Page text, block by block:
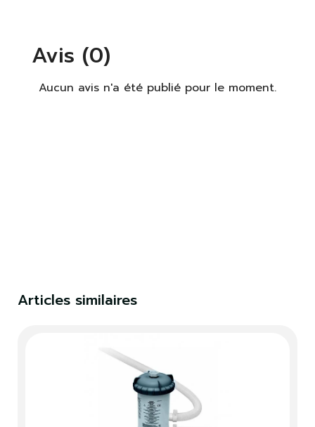
Avis (0)
Aucun avis n'a été publié pour le moment.
Articles similaires